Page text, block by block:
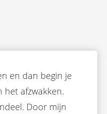
en dan begin je
afzwakken.
Door mijn